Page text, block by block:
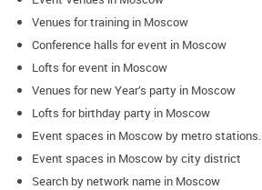
Venues for training in Moscow
Conference halls for event in Moscow
Lofts for event in Moscow
Venues for new Year’s party in Moscow
Lofts for birthday party in Moscow
Event spaces in Moscow by metro stations.
Event spaces in Moscow by city district
Search by network name in Moscow